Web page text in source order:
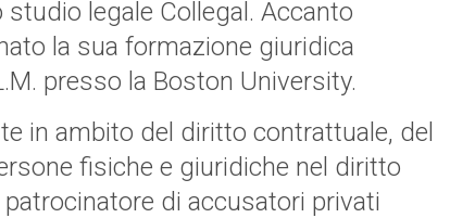
legale Collegal. Accanto
la sua formazione giuridica
presso la Boston University.
in ambito del diritto contrattuale, del
fisiche e giuridiche nel diritto
di accusatori privati